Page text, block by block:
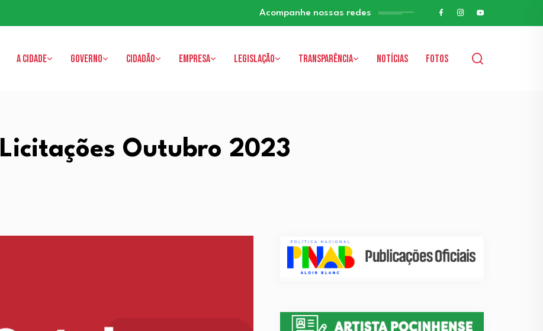
Acompanhe nossas redes
A cidade Governo Cidadão Empresa Legislação Transparência Notícias Fotos
Licitações Outubro 2023